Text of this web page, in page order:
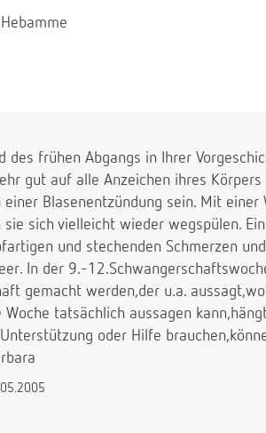
Hebamme
des frühen Abgangs in Ihrer
gut auf alle Anzeichen ihres
einer Blasenentzündung sein. Mit
sie sich vielleicht wieder wegspülen.
und stechenden Schmerzen
In der 9.-
gemacht werden,der u.a.
Woche tatsächlich aussagen
oder Hilfe